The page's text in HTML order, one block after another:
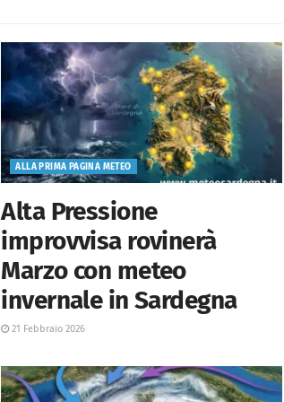
ALLA PRIMA PAGINA METEO
Alta Pressione
improvvisa rovinerà
Marzo con meteo
invernale in Sardegna
21 Febbraio 2026